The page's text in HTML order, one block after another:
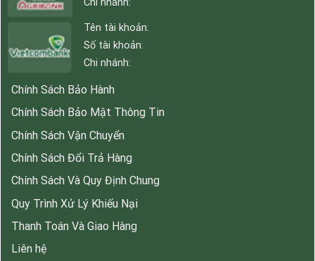
Chi nhánh:
Tên tài khoản:
Số tài khoản:
Chi nhánh:
Chính Sách Bảo Hành
Chính Sách Bảo Mật Thông Tin
Chính Sách Vận Chuyển
Chính Sách Đổi Trả Hàng
Chính Sách Và Quy Định Chung
Quy Trình Xử Lý Khiếu Nại
Thanh Toán Và Giao Hàng
Liên hệ